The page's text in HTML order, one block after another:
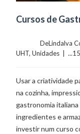
Cursos de
UHT, Unidades
|
Usar a criatividade
na cozinha,
gastronomia
ingredientes e
investir num curso